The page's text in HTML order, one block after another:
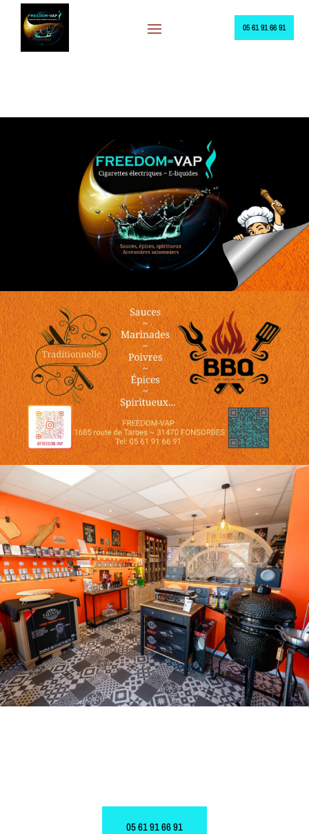
05 61 91 66 91
05 61 91 66 91